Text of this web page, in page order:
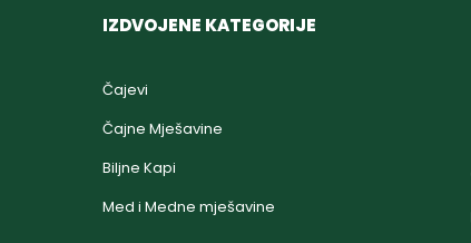
IZDVOJENE KATEGORIJE
Čajevi
Čajne Mješavine
Biljne Kapi
Med i Medne mješavine